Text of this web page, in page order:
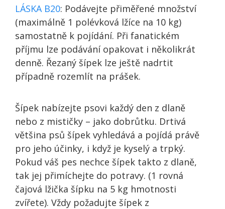
LÁSKA B20: Podávejte přiměřené množství
(maximálně 1 polévková lžíce na 10 kg)
samostatně k pojídání. Při fanatickém
příjmu lze podávání opakovat i několikrát
denně. Řezaný šípek lze ještě nadrtit
případně rozemlít na prášek.
Šípek nabízejte psovi každý den z dlaně
nebo z mističky – jako dobrůtku. Drtivá
většina psů šípek vyhledává a pojídá právě
pro jeho účinky, i když je kyselý a trpký.
Pokud váš pes nechce šípek takto z dlaně,
tak jej přimíchejte do potravy. (1 rovná
čajová lžička šípku na 5 kg hmotnosti
zvířete). Vždy požadujte šípek z